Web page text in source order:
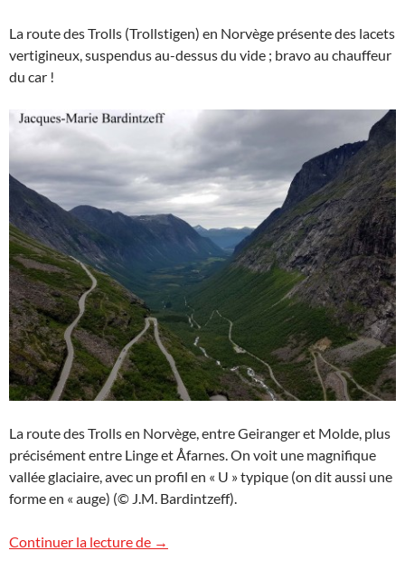
La route des Trolls (Trollstigen) en Norvège présente des lacets
vertigineux, suspendus au-dessus du vide ; bravo au chauffeur
du car !
La route des Trolls en Norvège, entre Geiranger et Molde, plus
précisément entre Linge et Åfarnes. On voit une magnifique
vallée glaciaire, avec un profil en « U » typique (on dit aussi une
forme en « auge) (© J.M. Bardintzeff).
Continuer la lecture de La route des Trolls, Norvège
→